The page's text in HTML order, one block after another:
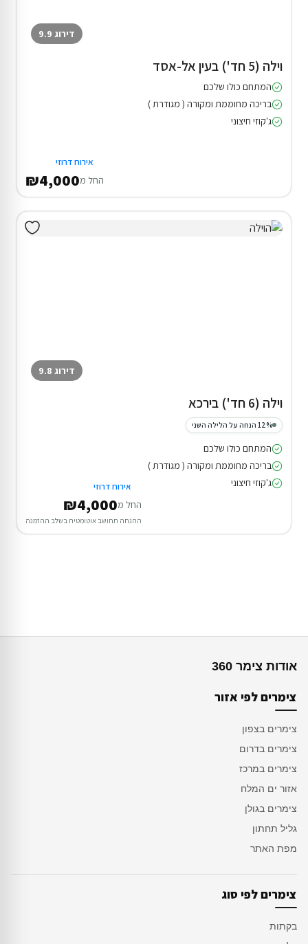
דירוג 9.9
וילה (5 חד') בעין אל-אסד
המתחם כולו שלכם
בריכה מחוממת ומקורה ( מגודרת )
ג'קוזי חיצוני
אירוח דרוזי
החל מ₪4,000
דירוג 9.8
וילה (6 חד') בירכא
12% הנחה על הלילה השני
המתחם כולו שלכם
בריכה מחוממת ומקורה ( מגודרת )
ג'קוזי חיצוני
אירוח דרוזי
החל מ₪4,000
ההנחה תחושב אוטומטית בשלב ההזמנה
אודות צימר 360
צימרים לפי אזור
צימרים בצפון
צימרים בדרום
צימרים במרכז
אזור ים המלח
צימרים בגולן
גליל תחתון
מפת האתר
צימרים לפי סוג
בקתות